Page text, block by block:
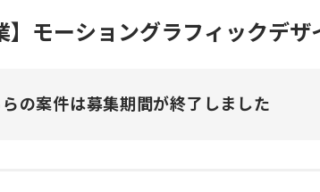
】モーショングラフィックデ
らの案件は募集期間が終了しました